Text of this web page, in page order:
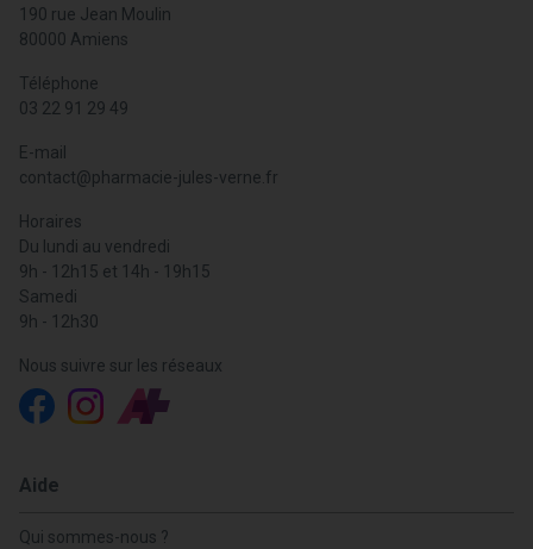
190 rue Jean Moulin
80000 Amiens
Téléphone
03 22 91 29 49
E-mail
contact@pharmacie-jules-verne.fr
Horaires
Du lundi au vendredi
9h - 12h15 et 14h - 19h15
Samedi
9h - 12h30
Nous suivre sur les réseaux
Aide
Qui sommes-nous ?